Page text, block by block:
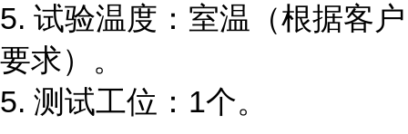
5. 试验温度：室温（根据客户
要求）。
5. 测试工位：1个。